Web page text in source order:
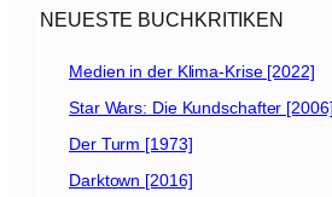
NEUESTE BUCHKRITIKEN
Medien in der Klima-Krise [2022]
Star Wars: Die Kundschafter [2006]
Der Turm [1973]
Darktown [2016]